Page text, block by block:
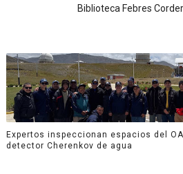
Biblioteca Febres
Expertos inspeccionan espacios del
detector Cherenkov de agua